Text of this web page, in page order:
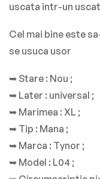
uscata intr-un
Cel mai bine este
se usuca usor
➥ Stare : Nou ;
➥ Later : universal ;
➥ Marimea : XL ;
➥ Tip : Mana ;
➥ Marca : Tynor ;
➥ Model : L04 ;